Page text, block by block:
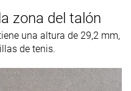
zona del talón
una altura de 29,2 mm,
de tenis.